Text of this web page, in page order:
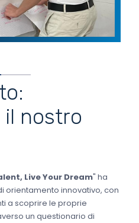
nostro
Live Your Dream" ha
orientamento innovativo, con
a scoprire le proprie
un questionario di